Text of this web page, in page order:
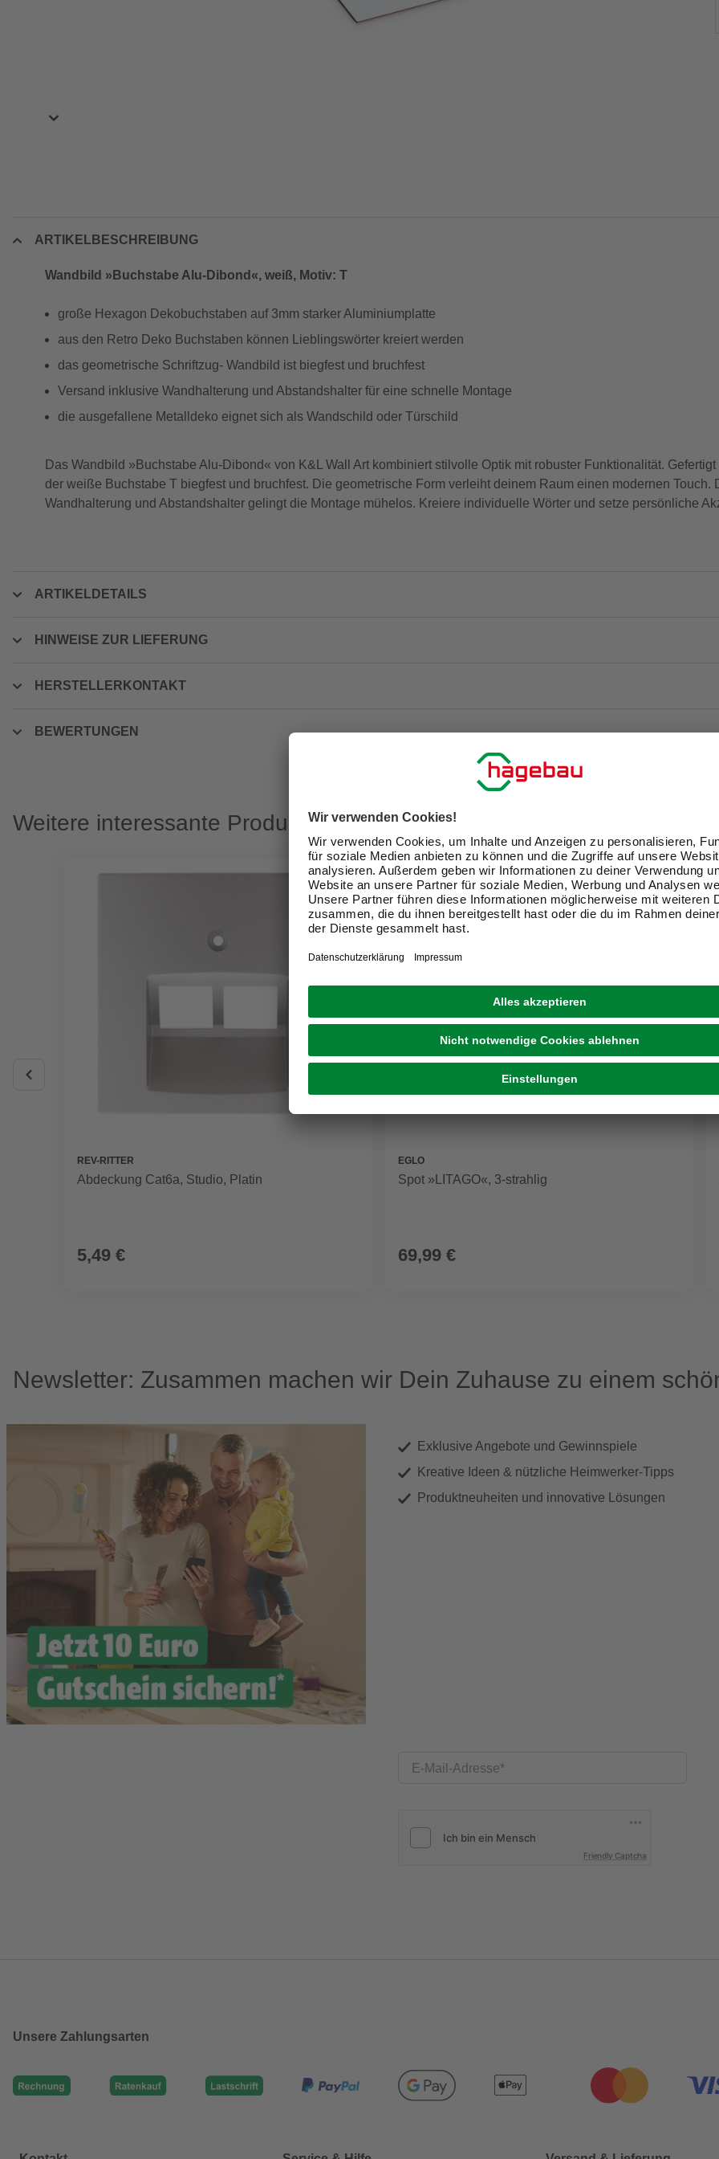
ARTIKELBESCHREIBUNG
Wandbild »Buchstabe Alu-Dibond«, weiß, Motiv: T
große Hexagon Dekobuchstaben auf 3mm starker Aluminiumplatte
aus den Retro Deko Buchstaben können Lieblingswörter kreiert werden
das geometrische Schriftzug- Wandbild ist biegfest und bruchfest
Versand inklusive Wandhalterung und Abstandshalter für eine schnelle Montage
die ausgefallene Metalldeko eignet sich als Wandschild oder Türschild
Das Wandbild »Buchstabe Alu-Dibond« von K&L Wall Art kombiniert stilvolle Optik mit robuster Funktionalität.
der weiße Buchstabe T biegfest und bruchfest. Die geometrische Form verleiht deinem Raum einen modernen Touch.
Wandhalterung und Abstandshalter gelingt die Montage mühelos. Kreiere individuelle Wörter und setze persönliche
ARTIKELDETAILS
HINWEISE ZUR LIEFERUNG
HERSTELLERKONTAKT
BEWERTUNGEN
Weitere interessante Produkte
REV-RITTER
Abdeckung Cat6a, Studio, Platin
5,49 €
EGLO
Spot »LITAGO«, 3-strahlig
69,99 €
Newsletter: Zusammen machen wir Dein Zuhause zu einem
Exklusive Angebote und Gewinnspiele
Kreative Ideen & nützliche Heimwerker-Tipps
Produktneuheiten und innovative Lösungen
E-Mail-Adresse
Friendly Captcha
Unsere Zahlungsarten